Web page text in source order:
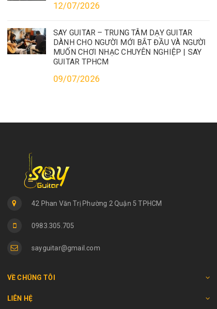
12/07/2026
SAY GUITAR – TRUNG TÂM DẠY GUITAR
DÀNH CHO NGƯỜI MỚI BẮT ĐẦU VÀ NGƯỜI
MUỐN CHƠI NHẠC CHUYÊN NGHIỆP | SAY
GUITAR TPHCM
09/07/2026
42 Phan Văn Trị Phường 2 Quận 5 TPHCM
0983.305.705
sayguitar@gmail.com
VỀ CHÚNG TÔI
LIÊN HỆ